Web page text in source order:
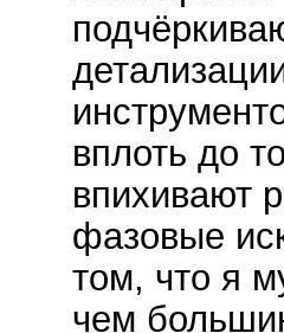
вплоть до
впихивают
фазовые
том, что я
чем